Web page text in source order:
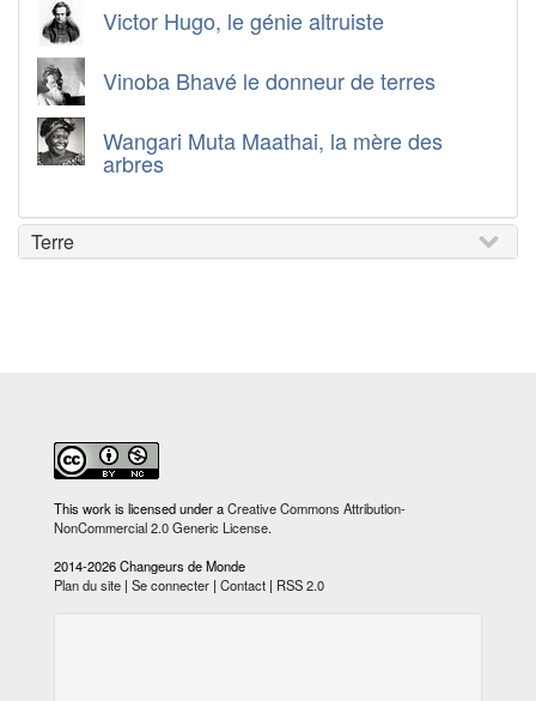
Victor Hugo, le génie altruiste
Vinoba Bhavé le donneur de terres
Wangari Muta Maathai, la mère des
arbres
Terre
This work is licensed under aCreative Commons Attribution-
NonCommercial 2.0 Generic License.
2014-2026 Changeurs de Monde
Plan du site | Se connecter | Contact | RSS 2.0